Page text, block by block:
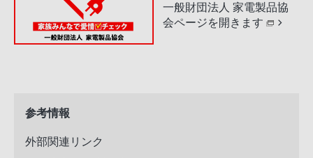
一般財団法人 家電製品協
会ページを開きます
参考情報
外部関連リンク